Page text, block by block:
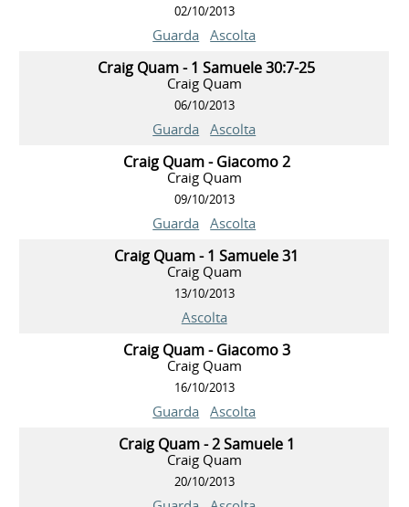
02/10/2013
Guarda Ascolta
Craig Quam - 1 Samuele 30:7-25
Craig Quam
06/10/2013
Guarda Ascolta
Craig Quam - Giacomo 2
Craig Quam
09/10/2013
Guarda Ascolta
Craig Quam - 1 Samuele 31
Craig Quam
13/10/2013
Ascolta
Craig Quam - Giacomo 3
Craig Quam
16/10/2013
Guarda Ascolta
Craig Quam - 2 Samuele 1
Craig Quam
20/10/2013